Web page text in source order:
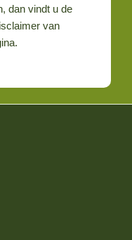
dan vindt u de
van